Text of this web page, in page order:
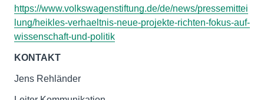
https://www.volkswagenstiftung.de/de/news/pressemittei
lung/heikles-verhaeltnis-neue-projekte-richten-fokus-auf-
wissenschaft-und-politik
KONTAKT
Jens Rehländer